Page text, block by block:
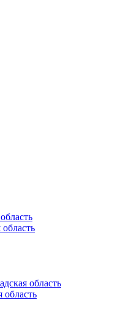
область
область